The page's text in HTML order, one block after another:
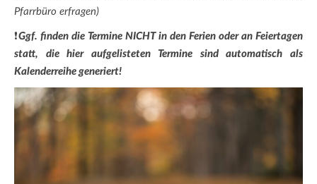
Pfarrbüro erfragen)
❗Ggf. finden die Termine NICHT in den Ferien oder an Feiertagen
statt, die hier aufgelisteten Termine sind automatisch als
Kalenderreihe generiert!